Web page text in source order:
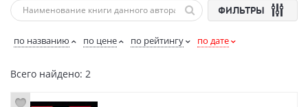
ФИЛЬТРЫ
по названию по цене по рейтингу по дате
Всего найдено: 2